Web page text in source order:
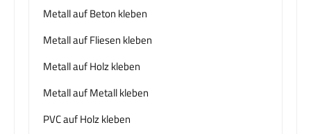
Metall auf Beton kleben
Metall auf Fliesen kleben
Metall auf Holz kleben
Metall auf Metall kleben
PVC auf Holz kleben